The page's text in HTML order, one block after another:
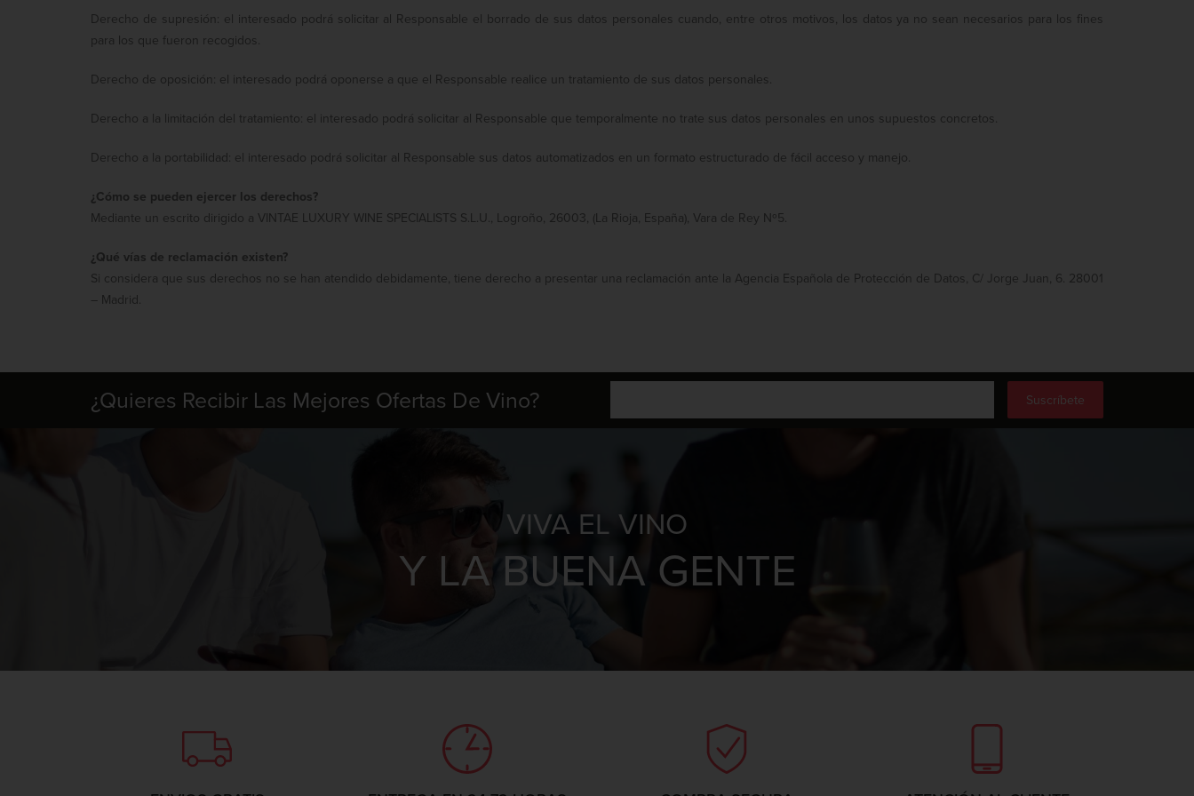
Derecho de supresión: el interesado podrá solicitar al Responsable el borrado de sus datos personales cuando, entre otros motivos, los datos ya no sean necesarios para los fines
para los que fueron recogidos.
Derecho de oposición: el interesado podrá oponerse a que el Responsable realice un tratamiento de sus datos personales.
Derecho a la limitación del tratamiento: el interesado podrá solicitar al Responsable que temporalmente no trate sus datos personales en unos supuestos concretos.
Derecho a la portabilidad: el interesado podrá solicitar al Responsable sus datos automatizados en un formato estructurado de fácil acceso y manejo.
¿Cómo se pueden ejercer los derechos?
Mediante un escrito dirigido a VINTAE LUXURY WINE SPECIALISTS S.L.U., Logroño, 26003, (La Rioja, España), Vara de Rey Nº5.
¿Qué vías de reclamación existen?
Si considera que sus derechos no se han atendido debidamente, tiene derecho a presentar una reclamación ante la Agencia Española de Protección de Datos, C/ Jorge Juan, 6. 28001
– Madrid.
¿Quieres Recibir Las Mejores Ofertas De Vino?
VIVA EL VINO
Y LA BUENA GENTE